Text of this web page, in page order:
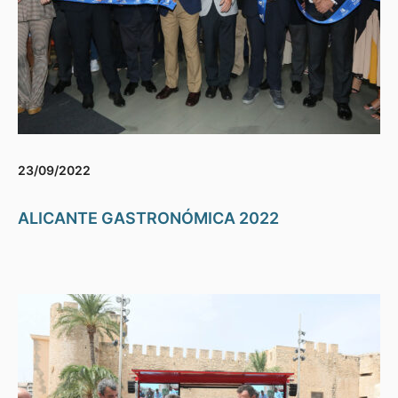
23/09/2022
ALICANTE GASTRONÓMICA 2022